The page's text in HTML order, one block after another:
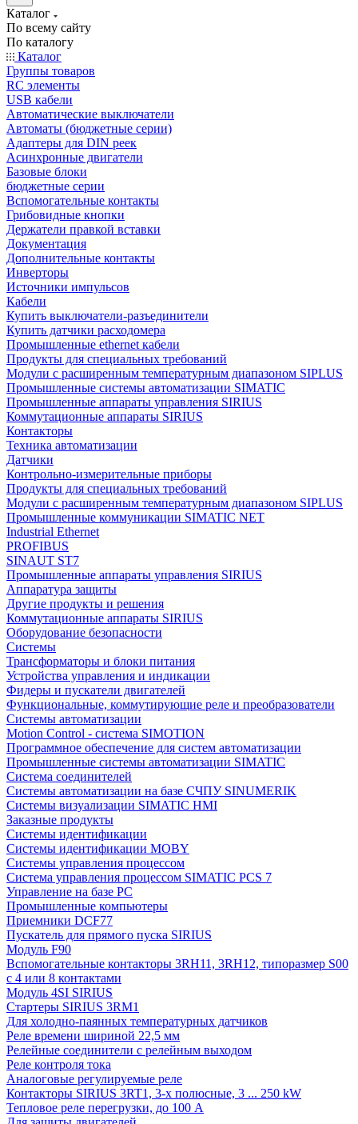
Каталог
По всему сайту
По каталогу
Каталог
Группы товаров
RC элементы
USB кабели
Автоматические выключатели
Автоматы (бюджетные серии)
Адаптеры для DIN реек
Асинхронные двигатели
Базовые блоки
бюджетные серии
Вспомогательные контакты
Грибовидные кнопки
Держатели правкой вставки
Документация
Дополнительные контакты
Инверторы
Источники импульсов
Кабели
Купить выключатели-разъединители
Купить датчики расходомера
Промышленные ethernet кабели
Продукты для специальных требований
Модули с расширенным температурным диапазоном SIPLUS
Промышленные системы автоматизации SIMATIC
Промышленные аппараты управления SIRIUS
Коммутационные аппараты SIRIUS
Контакторы
Техника автоматизации
Датчики
Контрольно-измерительные приборы
Продукты для специальных требований
Модули с расширенным температурным диапазоном SIPLUS
Промышленные коммуникации SIMATIC NET
Industrial Ethernet
PROFIBUS
SINAUT ST7
Промышленные аппараты управления SIRIUS
Аппаратура защиты
Другие продукты и решения
Коммутационные аппараты SIRIUS
Оборудование безопасности
Системы
Трансформаторы и блоки питания
Устройства управления и индикации
Фидеры и пускатели двигателей
Функциональные, коммутирующие реле и преобразователи
Системы автоматизации
Motion Control - система SIMOTION
Программное обеспечение для систем автоматизации
Промышленные системы автоматизации SIMATIC
Система соединителей
Системы автоматизации на базе СЧПУ SINUMERIK
Системы визуализации SIMATIC HMI
Заказные продукты
Системы идентификации
Системы идентификации MOBY
Системы управления процессом
Система управления процессом SIMATIC PCS 7
Управление на базе РС
Промышленные компьютеры
Приемники DCF77
Пускатель для прямого пуска SIRIUS
Модуль F90
Вспомогательные контакторы 3RH11, 3RH12, типоразмер S00
с 4 или 8 контактами
Модуль 4SI SIRIUS
Стартеры SIRIUS 3RM1
Для холодно-паянных температурных датчиков
Реле времени шириной 22,5 мм
Релейные соединители с релейным выходом
Реле контроля тока
Аналоговые регулируемые реле
Контакторы SIRIUS 3RT1, 3-х полюсные, 3 ... 250 kW
Тепловое реле перегрузки, до 100 A